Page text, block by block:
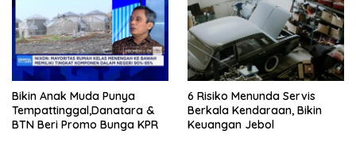
Bikin Anak Muda Punya
Tempattinggal,Danatara &
BTN Beri Promo Bunga KPR
6 Risiko Menunda Servis
Berkala Kendaraan, Bikin
Keuangan Jebol